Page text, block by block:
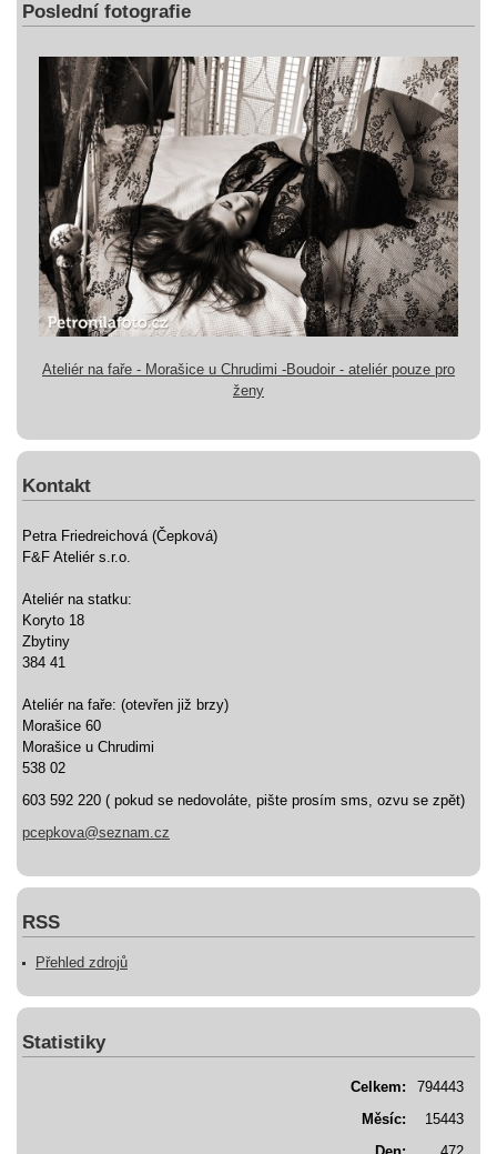
Poslední fotografie
Ateliér na faře - Morašice u Chrudimi -Boudoir - ateliér pouze pro
ženy
Kontakt
Petra Friedreichová (Čepková)
F&F Ateliér s.r.o.
Ateliér na statku:
Koryto 18
Zbytiny
384 41
Ateliér na faře: (otevřen již brzy)
Morašice 60
Morašice u Chrudimi
538 02
603 592 220 ( pokud se nedovoláte, pište prosím sms, ozvu se zpět)
pcepkova@seznam.cz
RSS
Přehled zdrojů
Statistiky
Celkem:
794443
Měsíc:
15443